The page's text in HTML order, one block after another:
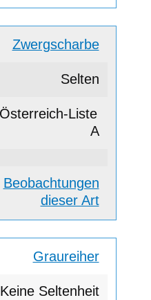
Zwergscharbe
Selten
A
Beobachtungen
dieser Art
Graureiher
Keine Seltenheit